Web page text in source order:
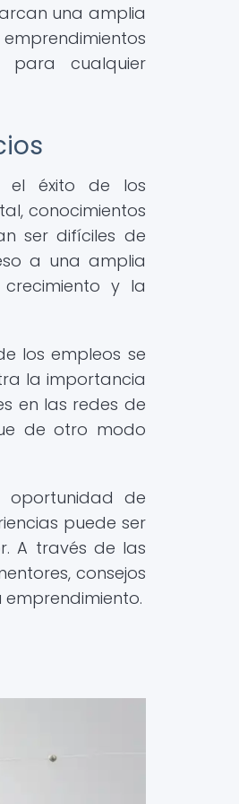
una amplia
para cualquier
el éxito de los
conocimientos
ser difíciles de
a una amplia
y la
los empleos se
la importancia
en las redes de
de otro modo
oportunidad de
puede ser
A través de las
consejos